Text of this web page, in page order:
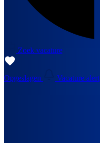
Zoek vacature
Opgeslagen Vacature alert